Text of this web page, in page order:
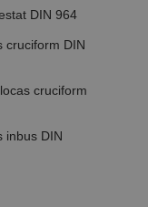
DIN 964
cruciform DIN
cruciform
inbus DIN